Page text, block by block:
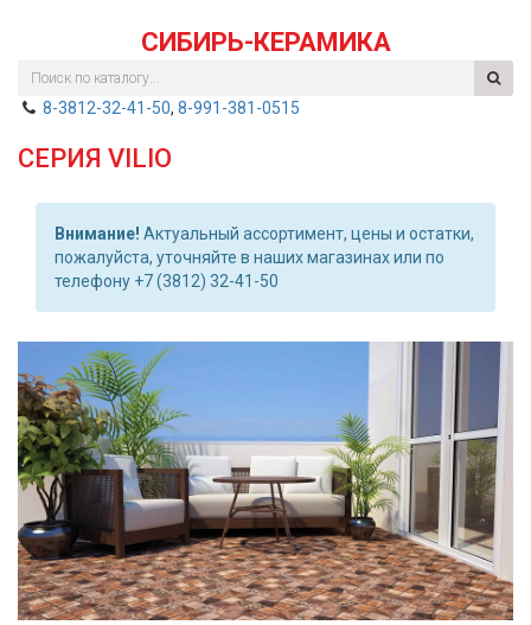
СИБИРЬ-КЕРАМИКА
8-3812-32-41-50, 8-991-381-0515
СЕРИЯ VILIO
Внимание! Актуальный ассортимент, цены и остатки,
пожалуйста, уточняйте в наших магазинах или по
телефону +7 (3812) 32-41-50